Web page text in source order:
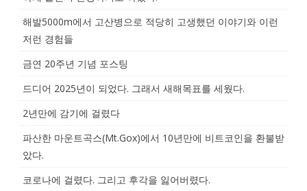
해발5000m에서 고산병으로 적당히 고생했던 이야기와 이런
저런 경험들
금연 20주년 기념 포스팅
드디어 2025년이 되었다. 그래서 새해목표를 세웠다.
2년만에 감기에 걸렸다
파산한 마운트곡스(Mt.Gox)에서 10년만에 비트코인을 환불받
았다.
코로나에 걸렸다. 그리고 후각을 잃어버렸다.